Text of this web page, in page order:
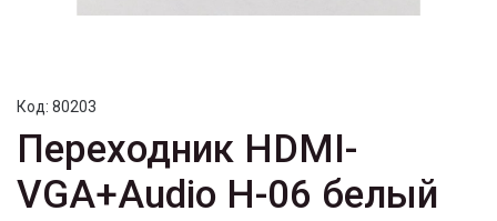
Код: 80203
Переходник HDMI-
VGA+Audio H-06 белый